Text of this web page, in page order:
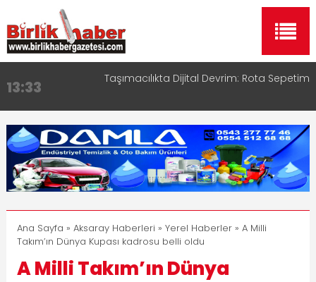
13:33 Taşımacılıkta Dijital Devrim: Rota Sepetim
17:15
Aksaray OSB Bölge Müdürü Makam Koltuğunu
Çocuklara Bıraktı
16:00
Aksaray Esnaf Rehberi ile Google ve Yapay Zeka
Aramalarında Öne Çıkın
8:23 Aksaray Esnaf Rehberi Hizmete Girdi
11:30
Birlikhaber.com Yayın Hayatına Başladı | Hızlı ve
Akıllı Haber Platformu
Ana Sayfa » Aksaray Haberleri » Yerel Haberler» A Milli
Takım’ın Dünya Kupası kadrosu belli oldu
A Milli Takım’ın Dünya